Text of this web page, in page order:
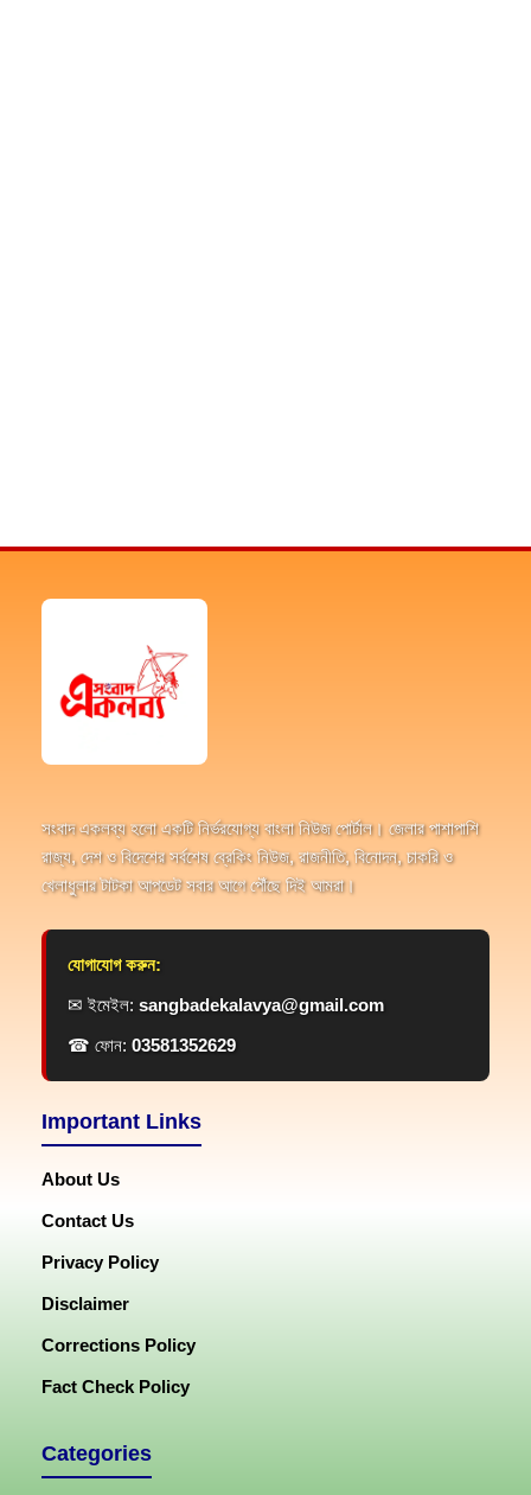
সংবাদ একলব্য হলো একটি নির্ভরযোগ্য বাংলা নিউজ পোর্টাল। জেলার পাশাপাশি
রাজ্য, দেশ ও বিদেশের সর্বশেষ ব্রেকিং নিউজ, রাজনীতি, বিনোদন, চাকরি ও
খেলাধুলার টাটকা আপডেট সবার আগে পৌঁছে দিই আমরা।
যোগাযোগ করুন:
✉ ইমেইল: sangbadekalavya@gmail.com
☎ ফোন: 03581352629
Important Links
About Us
Contact Us
Privacy Policy
Disclaimer
Corrections Policy
Fact Check Policy
Categories